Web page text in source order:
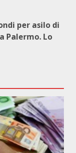
per asilo di
Palermo. Lo